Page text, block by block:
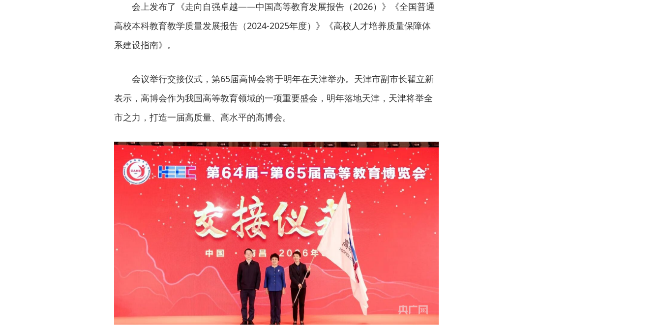
会上发布了《走向自强卓越——中国高等教育发展报告（2026）》《全国普通
高校本科教育教学质量发展报告（2024-2025年度）》《高校人才培养质量保障体
系建设指南》。
会议举行交接仪式，第65届高博会将于明年在天津举办。天津市副市长翟立新
表示，高博会作为我国高等教育领域的一项重要盛会，明年落地天津，天津将举全
市之力，打造一届高质量、高水平的高博会。